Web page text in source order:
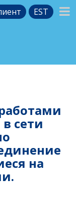
EST
сети
на